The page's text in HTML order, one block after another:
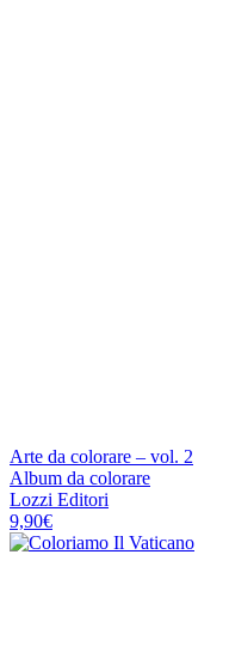
Arte da colorare – vol. 2
Album da colorare
Lozzi Editori
9,90€